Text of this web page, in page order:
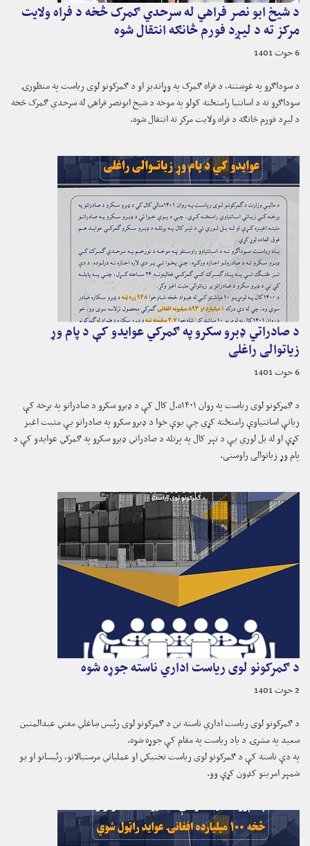
د شیخ ابو نصر فراهي له سرحدي ګمرک څخه د فراه ولایت
مرکز ته د لیږد فورم څانګه انتقال شوه
6 حوت 1401
د سوداګرو په غوښتنه، د فراه ګمرک په وړاندیز او د ګمرکونو لوی ریاست په منظورۍ
سوداګرو ته د اسانتیا رامنځته کولو په موخه د شیخ ابونصر فراهي له سرحدي ګمرک څخه
د لیږد فورم څانګه د فراه ولایت مرکز ته انتقال شوه.
د صادراتي ډبرو سکرو په ګمرکي عوایدو کې د پام وړ
زیاتوالی راغلی
6 حوت 1401
د ګمرکونو لوی ریاست په روان ۱۴۰۱ه.ل کال کې د ډبرو سکرو د صادراتو په برخه کې
زیاتې اسانتیاوې رامنځته کړي چې یوې خوا د ډبرو سکرو په صادراتو یې مثبت اغیز
کړې او له بل لوري یې د تېر کال په پرتله د صادراتي ډبرو سکرو په ګمرکي عوایدو کې د
پام وړ زیاتوالی راوستی.
د ګمرکونو لوی ریاست اداري ناسته جوړه شوه
2 حوت 1401
د ګمرکونو لوی ریاست اداري ناسته نن د ګمرکونو لوی رئیس ښاغلي مفتي عبدالمتین
سعید په مشرۍ د یاد ریاست په مقام کې جوړه شوه.
په دې ناسته کې د ګمرکونو لوی ریاست تخنیکي او عملیاتي مرستیالانو، رئیسانو او یو
شمېر امرینو کډون کړې وو.